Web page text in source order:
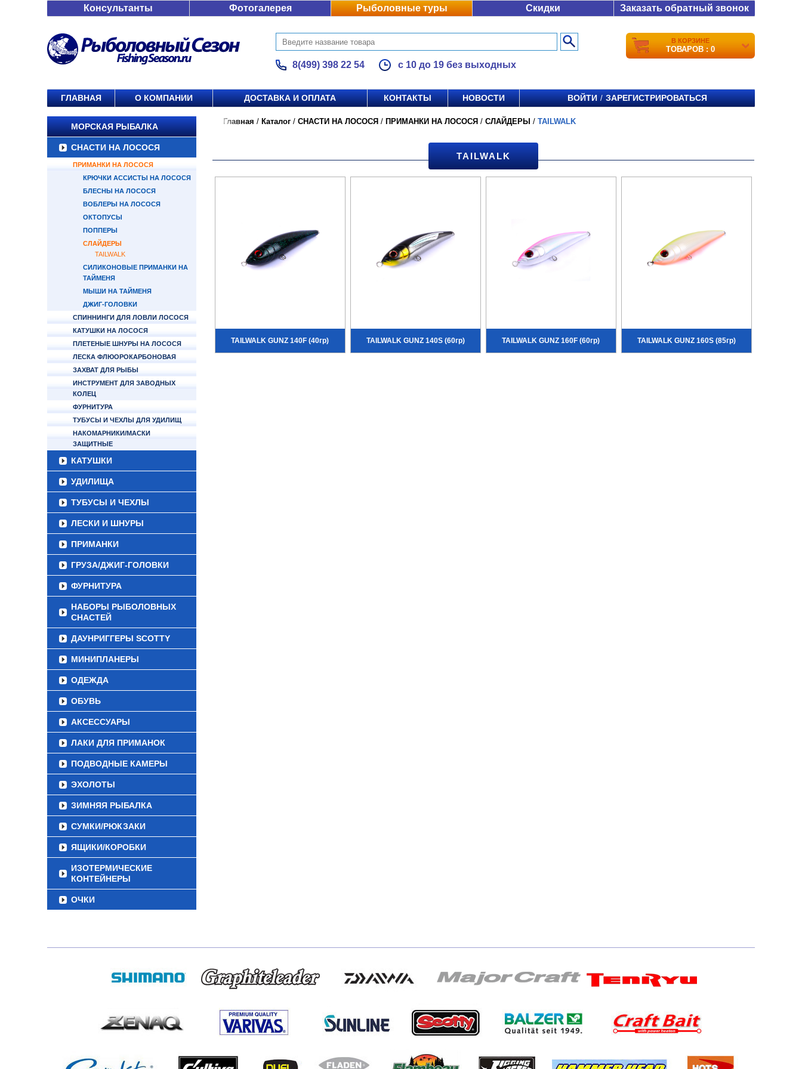
Консультанты Фотогалерея Рыболовные туры Скидки Заказать обратный звонок
8(499) 398 22 54 с 10 до 19 без выходных
В КОРЗИНЕ
ТОВАРОВ : 0
ГЛАВНАЯ О КОМПАНИИ ДОСТАВКА И ОПЛАТА КОНТАКТЫ НОВОСТИ ВОЙТИ / ЗАРЕГИСТРИРОВАТЬСЯ
МОРСКАЯ РЫБАЛКА
СНАСТИ НА ЛОСОСЯ
ПРИМАНКИ НА ЛОСОСЯ
КРЮЧКИ АССИСТЫ НА ЛОСОСЯ
БЛЕСНЫ НА ЛОСОСЯ
ВОБЛЕРЫ НА ЛОСОСЯ
ОКТОПУСЫ
ПОППЕРЫ
СЛАЙДЕРЫ
TAILWALK
СИЛИКОНОВЫЕ ПРИМАНКИ НА
ТАЙМЕНЯ
МЫШИ НА ТАЙМЕНЯ
ДЖИГ-ГОЛОВКИ
СПИННИНГИ ДЛЯ ЛОВЛИ ЛОСОСЯ
КАТУШКИ НА ЛОСОСЯ
ПЛЕТЕНЫЕ ШНУРЫ НА ЛОСОСЯ
ЛЕСКА ФЛЮОРОКАРБОНОВАЯ
ЗАХВАТ ДЛЯ РЫБЫ
ИНСТРУМЕНТ ДЛЯ ЗАВОДНЫХ
КОЛЕЦ
ФУРНИТУРА
ТУБУСЫ И ЧЕХЛЫ ДЛЯ УДИЛИЩ
НАКОМАРНИКИ/МАСКИ
ЗАЩИТНЫЕ
КАТУШКИ
УДИЛИЩА
ТУБУСЫ И ЧЕХЛЫ
ЛЕСКИ И ШНУРЫ
ПРИМАНКИ
ГРУЗА/ДЖИГ-ГОЛОВКИ
ФУРНИТУРА
НАБОРЫ РЫБОЛОВНЫХ
СНАСТЕЙ
ДАУНРИГГЕРЫ SCOTTY
МИНИПЛАНЕРЫ
ОДЕЖДА
ОБУВЬ
АКСЕССУАРЫ
ЛАКИ ДЛЯ ПРИМАНОК
ПОДВОДНЫЕ КАМЕРЫ
ЭХОЛОТЫ
ЗИМНЯЯ РЫБАЛКА
СУМКИ/РЮКЗАКИ
ЯЩИКИ/КОРОБКИ
ИЗОТЕРМИЧЕСКИЕ
КОНТЕЙНЕРЫ
ОЧКИ
Главная / Каталог / СНАСТИ НА ЛОСОСЯ / ПРИМАНКИ НА ЛОСОСЯ / СЛАЙДЕРЫ / TAILWALK
TAILWALK
TAILWALK GUNZ 140F (40гр) TAILWALK GUNZ 140S (60гр) TAILWALK GUNZ 160F (60гр) TAILWALK GUNZ 160S (85гр)